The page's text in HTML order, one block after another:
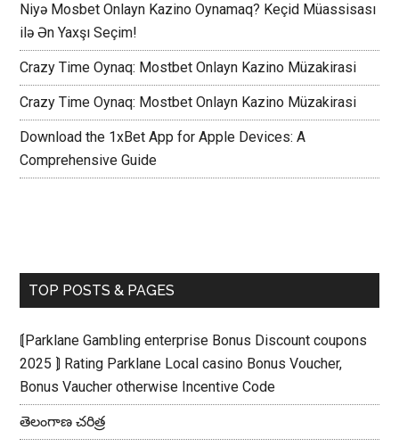
Niyə Mosbet Onlayn Kazino Oynamaq? Keçid Müassisası
ilə Ən Yaxşı Seçim!
Crazy Time Oynaq: Mostbet Onlayn Kazino Müzakirasi
Crazy Time Oynaq: Mostbet Onlayn Kazino Müzakirasi
Download the 1xBet App for Apple Devices: A
Comprehensive Guide
TOP POSTS & PAGES
⟬Parklane Gambling enterprise Bonus Discount coupons
2025 ⟭ Rating Parklane Local casino Bonus Voucher,
Bonus Vaucher otherwise Incentive Code
తెలంగాణ చరిత్ర